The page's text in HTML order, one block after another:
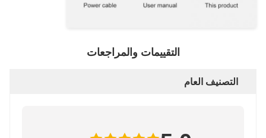
التقييمات والمراجعات
التصنيف العام